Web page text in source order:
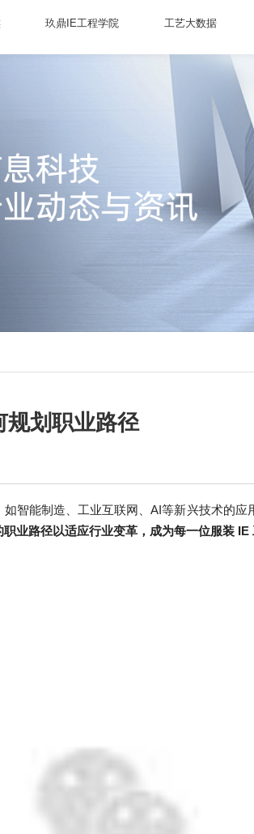
玖鼎IE工程学院 工艺大数据
规划职业路径
智能制造、工业互联网、AI等新兴技术的
业路径以适应行业变革，成为每一位服装 IE